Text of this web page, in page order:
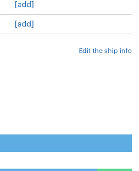
[add]
[add]
Edit the ship info